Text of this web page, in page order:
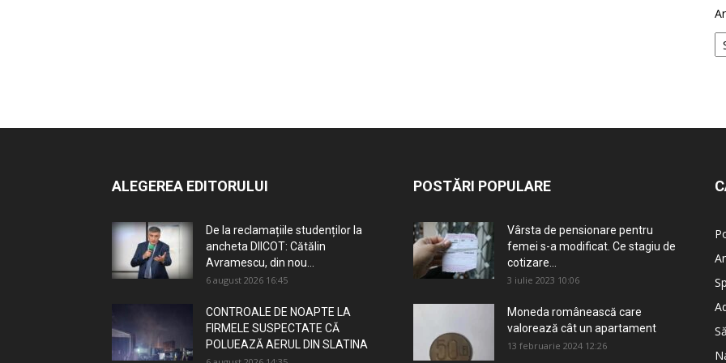
ALEGEREA EDITORULUI
De la reclamațiile studenților la
ancheta DIICOT: Cătălin
Avramescu, din nou...
6 august 2026 16:45
CONTROALE DE NOAPTE LA
FIRMELE SUSPECTATE CĂ
POLUEAZĂ AERUL DIN SLATINA
POSTĂRI POPULARE
Vârsta de pensionare pentru
femei s-a modificat. Ce stagiu de
cotizare...
3 iulie 2023 10:06
Moneda românească care
valorează cât un apartament
13 februarie 2024 12:26